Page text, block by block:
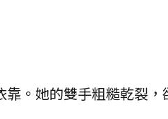
。她的雙手粗糙乾裂，